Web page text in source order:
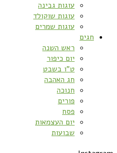
עוגות גבינה
עוגות שוקולד
עוגות שמרים
חגים
ראש השנה
יום כיפור
ט”ו בשבט
חג האהבה
חנוכה
פורים
פסח
יום העצמאות
שבועות